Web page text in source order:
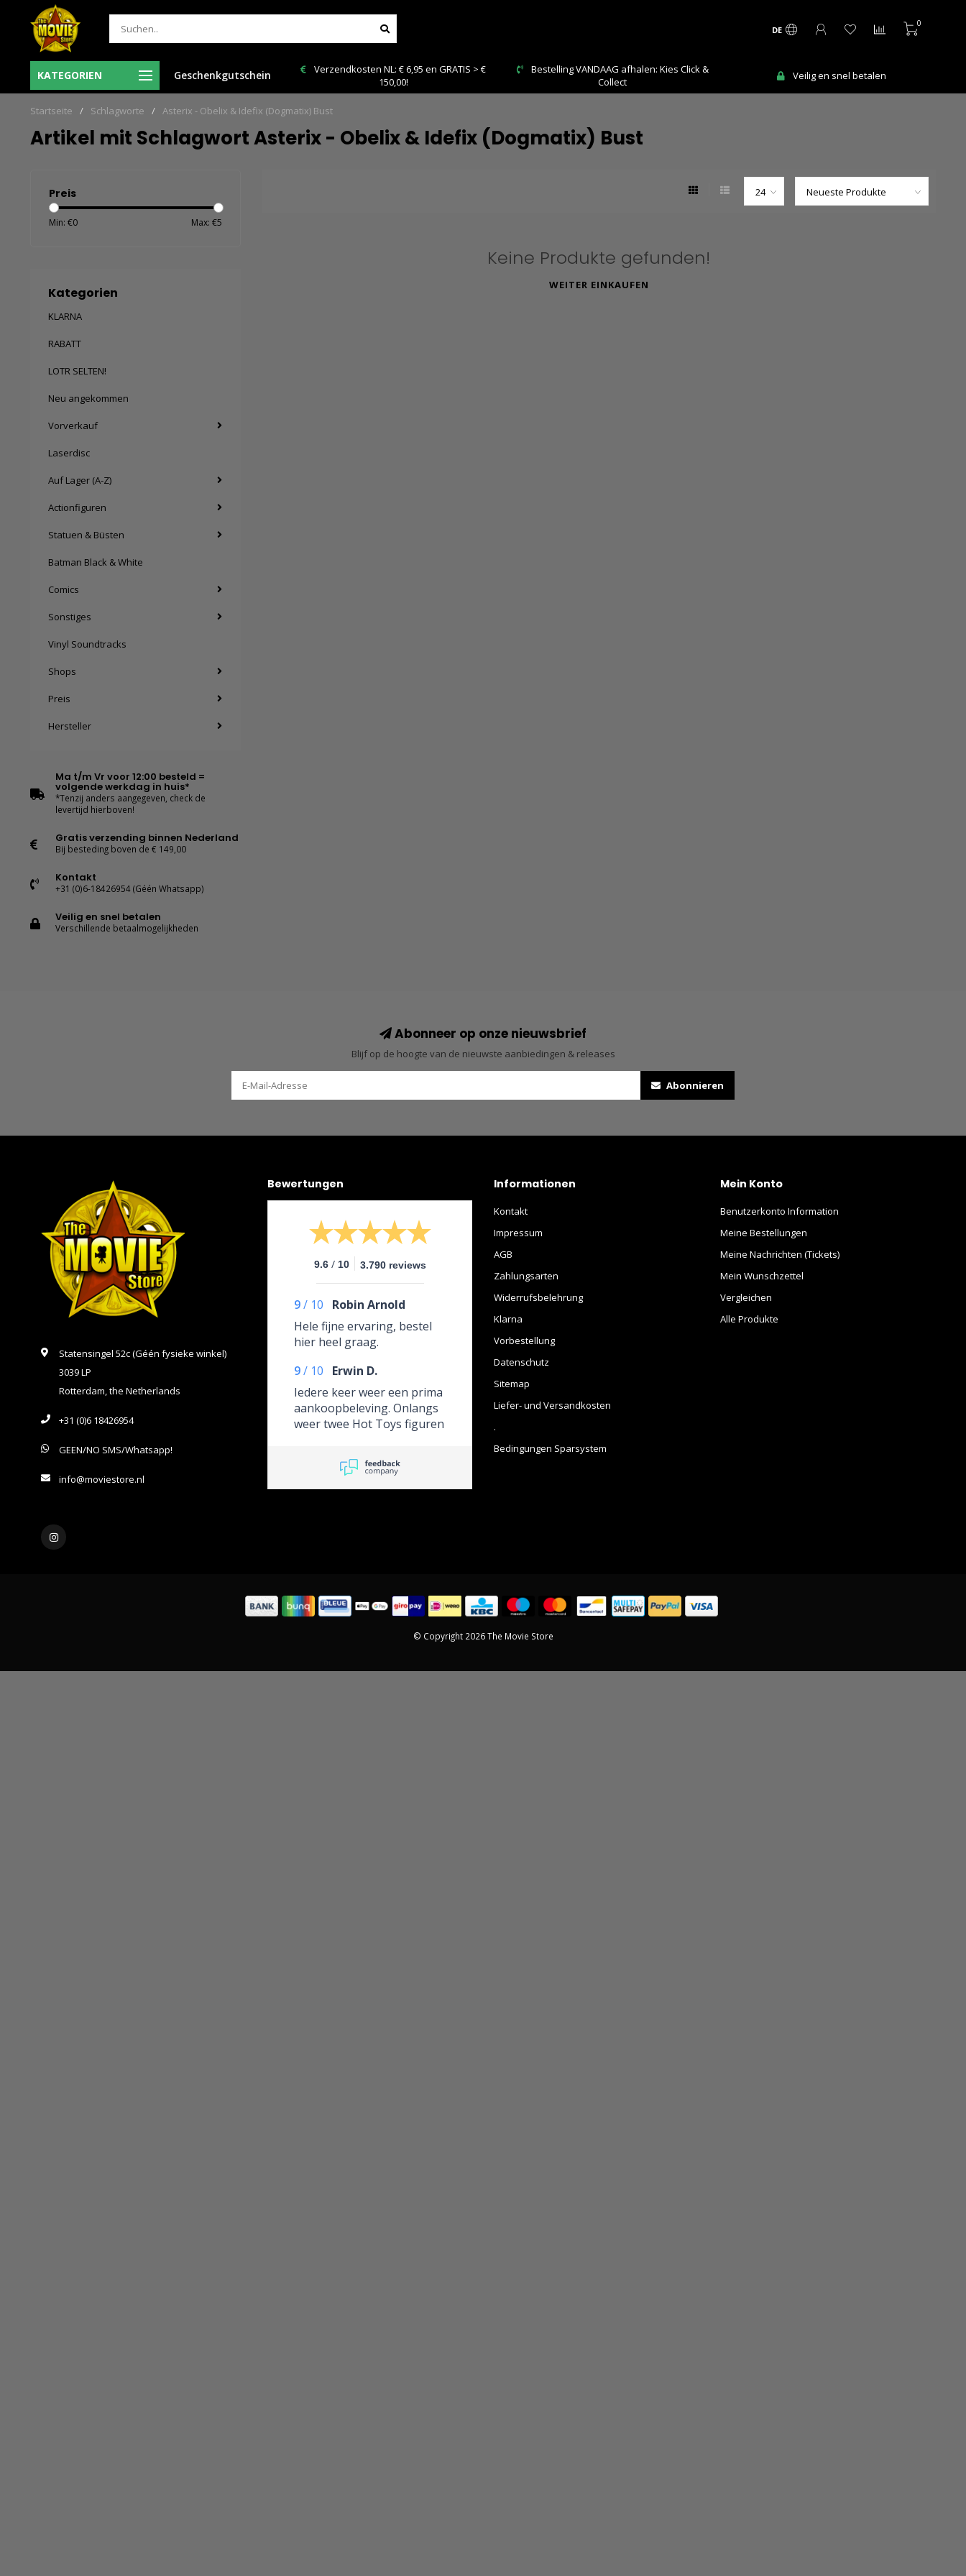
DE
0
KATEGORIEN Geschenkgutschein
Ma-Vr voor 12:00 uur besteld = de volgende
werkdag in huis!
Verzendkosten NL: € 6,95 en GRATIS > €
150,00!
Bestelling VANDAAG afhalen: Kies Click &
Collect
Veilig en snel betalen
Startseite / Schlagworte / Asterix - Obelix & Idefix (Dogmatix) Bust
Artikel mit Schlagwort Asterix - Obelix & Idefix (Dogmatix) Bust
Preis
Min: €0 Max: €5
Kategorien
KLARNA
RABATT
LOTR SELTEN!
Neu angekommen
Vorverkauf
Laserdisc
Auf Lager (A-Z)
Actionfiguren
Statuen & Büsten
Batman Black & White
Comics
Sonstiges
Vinyl Soundtracks
Shops
Preis
Hersteller
Ma t/m Vr voor 12:00 besteld =
volgende werkdag in huis*
*Tenzij anders aangegeven, check de
levertijd hierboven!
Gratis verzending binnen Nederland
Bij besteding boven de € 149,00
Kontakt
+31 (0)6-18426954 (Géén Whatsapp)
Veilig en snel betalen
Verschillende betaalmogelijkheden
Keine Produkte gefunden!
WEITER EINKAUFEN
Abonneer op onze nieuwsbrief
Blijf op de hoogte van de nieuwste aanbiedingen & releases
Abonnieren
Statensingel 52c (Géén fysieke winkel)
3039 LP
Rotterdam, the Netherlands
+31 (0)6 18426954
GEEN/NO SMS/Whatsapp!
info@moviestore.nl
Bewertungen
9.6 / 10 3.790 reviews
9 / 10
Robin Arnold
Hele fijne ervaring, bestel
hier heel graag.
9 / 10
Erwin D.
Iedere keer weer een prima
aankoopbeleving. Onlangs
weer twee Hot Toys figuren
ontvangen, ondanks een
kleine verwarring over de
restbetaling en de omweg
Informationen
Kontakt
Impressum
AGB
Zahlungsarten
Widerrufsbelehrung
Klarna
Vorbestellung
Datenschutz
Sitemap
Liefer- und Versandkosten
.
Bedingungen Sparsystem
Mein Konto
Benutzerkonto Information
Meine Bestellungen
Meine Nachrichten (Tickets)
Mein Wunschzettel
Vergleichen
Alle Produkte
© Copyright 2026 The Movie Store